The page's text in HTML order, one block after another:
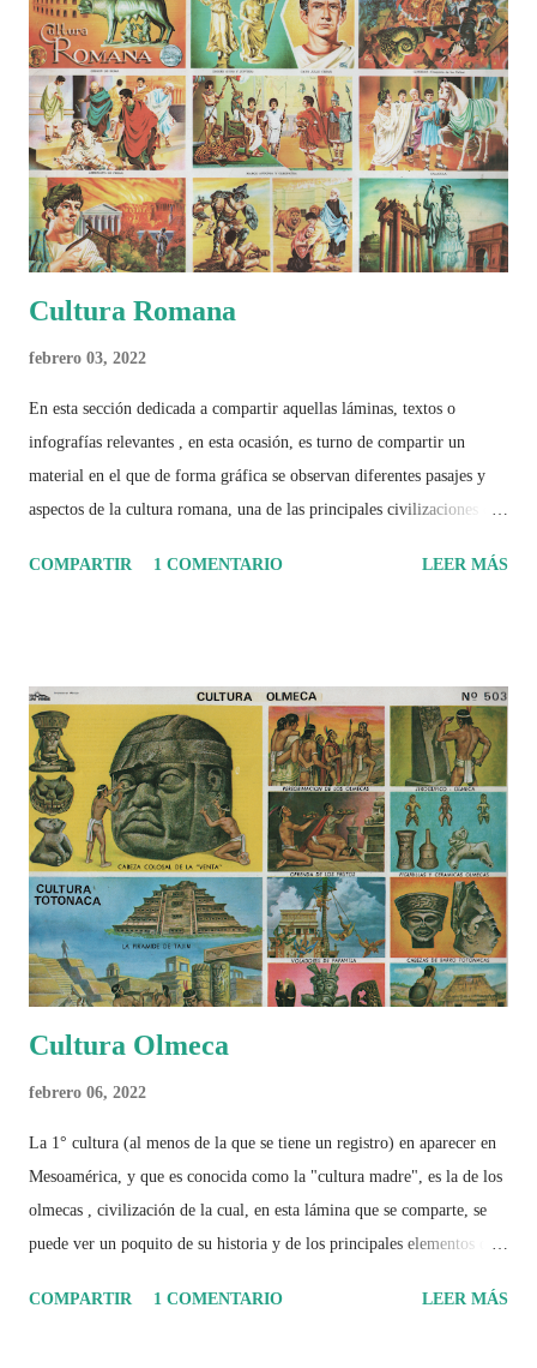
busca decir únicamente quién ganó o quién perdió. Busca responder si
este Mundial marcó un antes y un después en la forma de entender el
deporte, la identidad nacional, la globalización, la comercialización y
el papel del fútbol como reflejo de nuestras sociedades . Son 230
páginas de análisis, ilustraciones originales y ...
Cultura Romana
febrero 03, 2022
En esta sección dedicada a compartir aquellas láminas, textos o
infografías relevantes , en esta ocasión, es turno de compartir un
material en el que de forma gráfica se observan diferentes pasajes y
aspectos de la cultura romana, una de las principales civilizaciones que
COMPARTIR
1 COMENTARIO LEER MÁS
Cultura Olmeca
febrero 06, 2022
La 1° cultura (al menos de la que se tiene un registro) en aparecer en
Mesoamérica, y que es conocida como la "cultura madre", es la de los
olmecas , civilización de la cual, en esta lámina que se comparte, se
puede ver un poquito de su historia y de los principales elementos que
COMPARTIR
1 COMENTARIO LEER MÁS